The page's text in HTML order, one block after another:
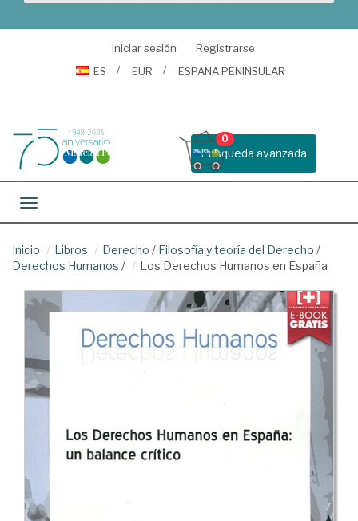
Iniciar sesión
Registrarse
ES
EUR ESPAÑA PENINSULAR
Busqueda avanzada
0
Toggle navigation
Inicio Libros Derecho / Filosofía y teoría del Derecho /
Derechos Humanos / Los Derechos Humanos en España